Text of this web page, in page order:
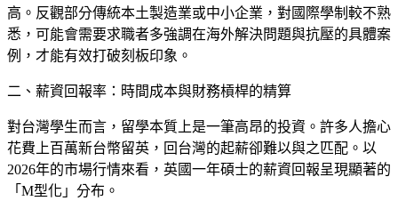
高。反觀部分傳統本土製造業或中小企業，對國際學制較不熟
悉，可能會需要求職者多強調在海外解決問題與抗壓的具體案
例，才能有效打破刻板印象。
二、薪資回報率：時間成本與財務槓桿的精算
對台灣學生而言，留學本質上是一筆高昂的投資。許多人擔心
花費上百萬新台幣留英，回台灣的起薪卻難以與之匹配。以
2026年的市場行情來看，英國一年碩士的薪資回報呈現顯著的
「M型化」分布。